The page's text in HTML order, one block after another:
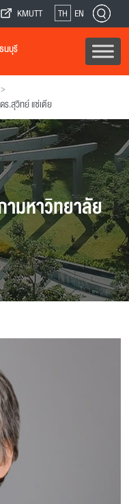
KMUTT TH EN
นบุรี
>
ร.สุวิทย์ แซ่เตีย
ามหาวิทยาลัย